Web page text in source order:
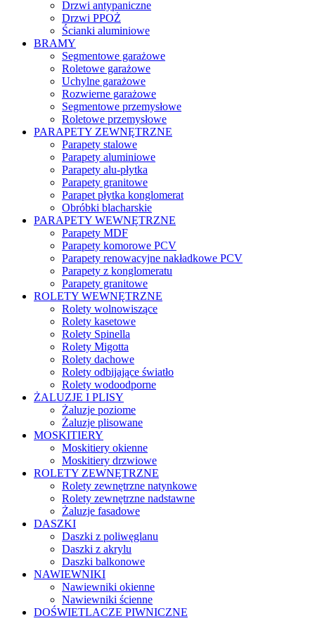
Drzwi antypaniczne
Drzwi PPOŻ
Ścianki aluminiowe
BRAMY
Segmentowe garażowe
Roletowe garażowe
Uchylne garażowe
Rozwierne garażowe
Segmentowe przemysłowe
Roletowe przemysłowe
PARAPETY ZEWNĘTRZNE
Parapety stalowe
Parapety aluminiowe
Parapety alu-płytka
Parapety granitowe
Parapet płytka konglomerat
Obróbki blacharskie
PARAPETY WEWNĘTRZNE
Parapety MDF
Parapety komorowe PCV
Parapety renowacyjne nakładkowe PCV
Parapety z konglomeratu
Parapety granitowe
ROLETY WEWNĘTRZNE
Rolety wolnowiszące
Rolety kasetowe
Rolety Spinella
Rolety Migotta
Rolety dachowe
Rolety odbijające światło
Rolety wodoodporne
ŻALUZJE I PLISY
Żaluzje poziome
Żaluzje plisowane
MOSKITIERY
Moskitiery okienne
Moskitiery drzwiowe
ROLETY ZEWNĘTRZNE
Rolety zewnętrzne natynkowe
Rolety zewnętrzne nadstawne
Żaluzje fasadowe
DASZKI
Daszki z poliwęglanu
Daszki z akrylu
Daszki balkonowe
NAWIEWNIKI
Nawiewniki okienne
Nawiewniki ścienne
DOŚWIETLACZE PIWNICZNE